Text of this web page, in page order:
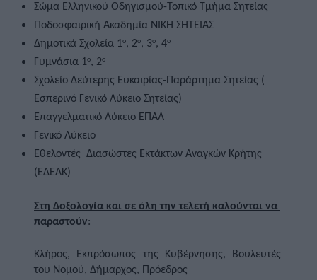
Σώμα Ελληνικού Οδηγισμού-Τοπικό Τμήμα Σητείας
Ποδοσφαιρική Ακαδημία ΝΙΚΗ ΣΗΤΕΙΑΣ
Δημοτικά Σχολεία 1ο, 2ο, 3ο, 4ο
Γυμνάσια 1ο, 2ο
Σχολείο Δεύτερης Ευκαιρίας-Παράρτημα Σητείας (
Εσπερινό Γενικό Λύκειο Σητείας)
Επαγγελματικό Λύκειο ΕΠΑΛ
Γενικό Λύκειο
Εθελοντές  Διασώστες Εκτάκτων Αναγκών Κρήτης
(ΕΔΕΑΚ)
Στη Δοξολογία και σε όλη την τελετή καλούνται να
παραστούν:
Κλήρος, Εκπρόσωπος της Κυβέρνησης, Βουλευτές
του Νομού, Δήμαρχος, Πρόεδρος